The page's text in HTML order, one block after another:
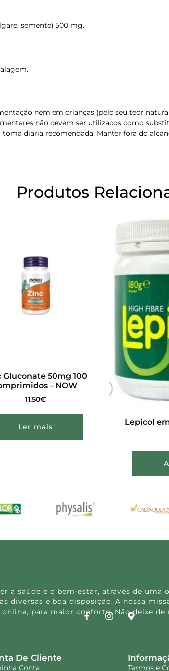
semente) 500 mg.
nem em crianças (pelo seu teor
não devem ser utilizados como
diária recomendada. Manter fora do
Produtos
Gluconate 50mg 100
– NOW
11.50€
Ler mais
Lepicol
a saúde e o bem-estar, através de uma
e boa disposição. A nossa
para maior conforto. Não deixe
De Cliente
Conta Termos e